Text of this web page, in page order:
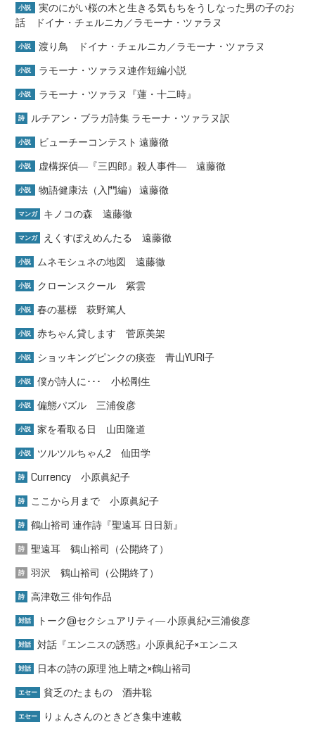
小説
実のにがい桜の木と生きる気もちをうしなった男の子のお
話 ドイナ・チェルニカ／ラモーナ・ツァラヌ
小説 渡り鳥 ドイナ・チェルニカ／ラモーナ・ツァラヌ
小説 ラモーナ・ツァラヌ連作短編小説
小説 ラモーナ・ツァラヌ『蓮・十二時』
詩 ルチアン・ブラガ詩集 ラモーナ・ツァラヌ訳
小説 ビューチーコンテスト 遠藤徹
小説 虚構探偵―『三四郎』殺人事件― 遠藤徹
小説 物語健康法（入門編） 遠藤徹
マンガ キノコの森 遠藤徹
マンガ えくすぽえめんたる 遠藤徹
小説 ムネモシュネの地図 遠藤徹
小説 クローンスクール 紫雲
小説 春の墓標 萩野篤人
小説 赤ちゃん貸します 菅原美架
小説 ショッキングピンクの痰壺 青山YURI子
小説 僕が詩人に･･･ 小松剛生
小説 偏態パズル 三浦俊彦
小説 家を看取る日 山田隆道
小説 ツルツルちゃん2 仙田学
詩 Currency 小原眞紀子
詩 ここから月まで 小原眞紀子
詩 鶴山裕司 連作詩『聖遠耳 日日新』
詩 聖遠耳 鶴山裕司（公開終了）
詩 羽沢 鶴山裕司（公開終了）
詩 高津敬三 俳句作品
対話 トーク@セクシュアリティ― 小原眞紀×三浦俊彦
対話 対話『エンニスの誘惑』小原眞紀子×エンニス
対話 日本の詩の原理 池上晴之×鶴山裕司
エセー 貧乏のたまもの 酒井聡
エセー
りょんさんのときどき集中連載